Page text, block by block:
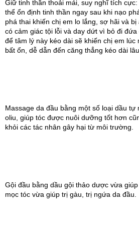
Giữ tinh thần thoải mái, suy nghĩ tích
thể ổn định tinh thần ngay sau khi nạo
phá thai khiến chị em lo lắng, sợ hãi và
có cảm giác tội lỗi và day dứt vì bỏ đi
để tâm lý này kéo dài sẽ khiến chị em
bất ổn, dễ dẫn đến căng thẳng kéo dài
Massage da đầu bằng một số loại dầu
oliu, giúp tóc được nuôi dưỡng tốt hơn
khỏi các tác nhân gây hại từ môi trường.
Gội đầu bằng dầu gội thảo dược vừa
mọc tóc vừa giúp trị gàu, trị ngứa da đầu.